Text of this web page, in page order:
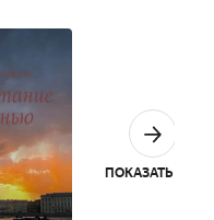
ПОКАЗАТЬ ВСЕ